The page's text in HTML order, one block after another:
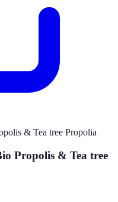
Propolis & Tea tree